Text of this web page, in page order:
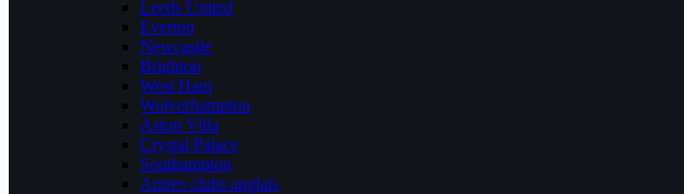
Leeds United
Everton
Newcastle
Brighton
West Ham
Wolverhampton
Aston Villa
Crystal Palace
Southampton
Autres clubs anglais